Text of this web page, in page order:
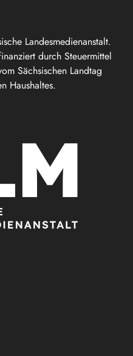
Landesmedienanstalt.
durch Steuermittel
Sächsischen Landtag
Haushaltes.